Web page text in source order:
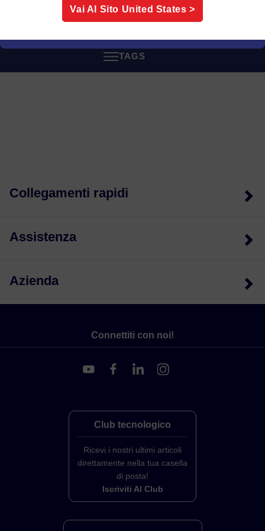
stanno affrontando sfide simili.
TAGS
Collegamenti rapidi
Assistenza
Azienda
Connettiti con noi!
Club tecnologico
Ricevi i nostri ultimi articoli
direttamente nella tua casella
di posta!
Iscriviti Al Club
Vai Al Sito United States >